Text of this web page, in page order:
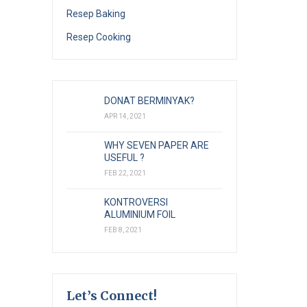
Resep Baking
Resep Cooking
DONAT BERMINYAK?
APR 14, 2021
WHY SEVEN PAPER ARE
USEFUL ?
FEB 22, 2021
KONTROVERSI
ALUMINIUM FOIL
FEB 8, 2021
Let’s Connect!